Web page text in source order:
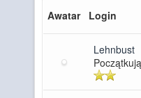
Awatar Login
Lehnbust